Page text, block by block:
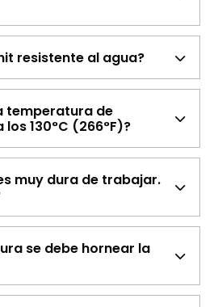
resistente al agua?
temperatura de
130°C (266°F)?
muy dura de trabajar.
se debe hornear la